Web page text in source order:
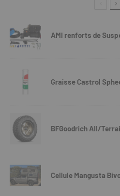
AMI renforts de
Graisse Castrol
BFGoodrich All/
Cellule Mangusta